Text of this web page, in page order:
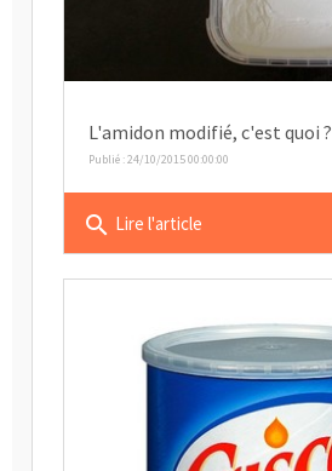
L'amidon modifié, c'est quoi ?
Publié : 24/10/2015 00:00:00
search Lire l'article